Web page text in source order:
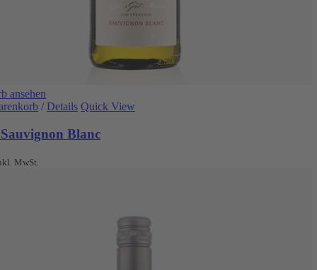
ansehen
/ Details Quick View
Blanc
MwSt.